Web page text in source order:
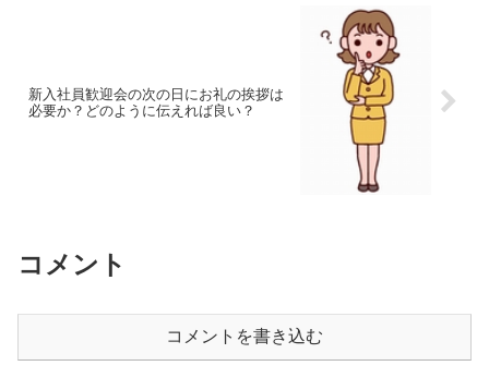
新入社員歓迎会の次の日にお礼の挨拶は
必要か？どのように伝えれば良い？
コメント
コメントを書き込む